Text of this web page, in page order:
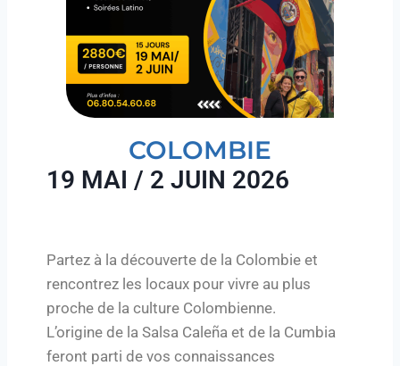
19 MAI / 2 JUIN 2026
Partez à la découverte de la Colombie et
rencontrez les locaux pour vivre au plus
proche de la culture Colombienne.
L’origine de la Salsa Caleña et de la Cumbia
feront parti de vos connaissances
COLOMBIE